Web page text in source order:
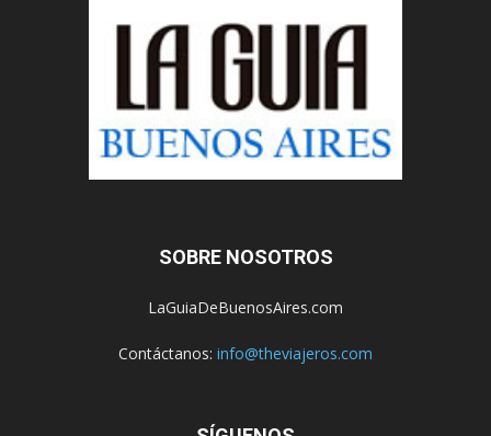
SOBRE NOSOTROS
LaGuiaDeBuenosAires.com
Contáctanos: info@theviajeros.com